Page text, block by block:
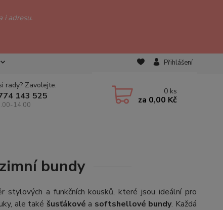
i adresu.
Přihlášení
rady? Zavolejte.
143 525
14.00
0 ks
za 0,00 Kč
bundy
stylových a funkčních kousků, které jsou ideální pro
ale také šusťákové a softshellové bundy. Každá